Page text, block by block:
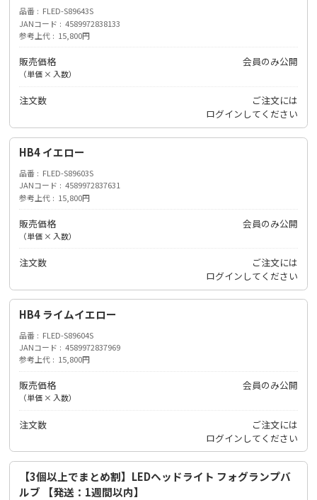
品番
FLED-S89643S
JANコード
4589972838133
参考上代
15,800円
販売価格
（単価 × 入数）
会員のみ公開
注文数
ご注文には
ログイン してください
HB4 イエロー
品番
FLED-S89603S
JANコード
4589972837631
参考上代
15,800円
販売価格
（単価 × 入数）
会員のみ公開
注文数
ご注文には
ログイン してください
HB4 ライムイエロー
品番
FLED-S89604S
JANコード
4589972837969
参考上代
15,800円
販売価格
（単価 × 入数）
会員のみ公開
注文数
ご注文には
ログイン してください
【3個以上でまとめ割】LEDヘッドライト フォグランプバ
ルブ 【発送：1週間以内】